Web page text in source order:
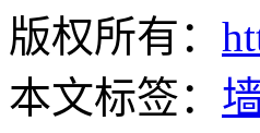
版权所有：
本文标签：